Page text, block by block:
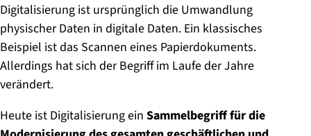
Digitalisierung ist ursprünglich die Umwandlung
physischer Daten in digitale Daten. Ein klassisches
Beispiel ist das Scannen eines Papierdokuments.
Allerdings hat sich der Begriff im Laufe der Jahre
verändert.
Heute ist Digitalisierung ein Sammelbegriff für die